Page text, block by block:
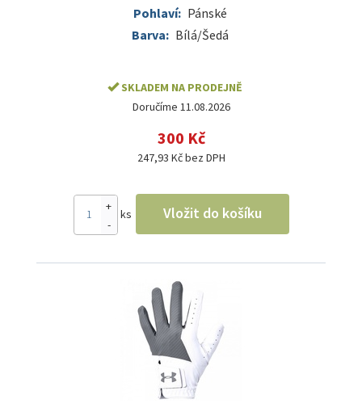
Pohlaví: Pánské
Barva: Bílá/Šedá
SKLADEM NA PRODEJNĚ
Doručíme 11.08.2026
300 Kč
247,93 Kč bez DPH
-
+
ks Vložit do košíku